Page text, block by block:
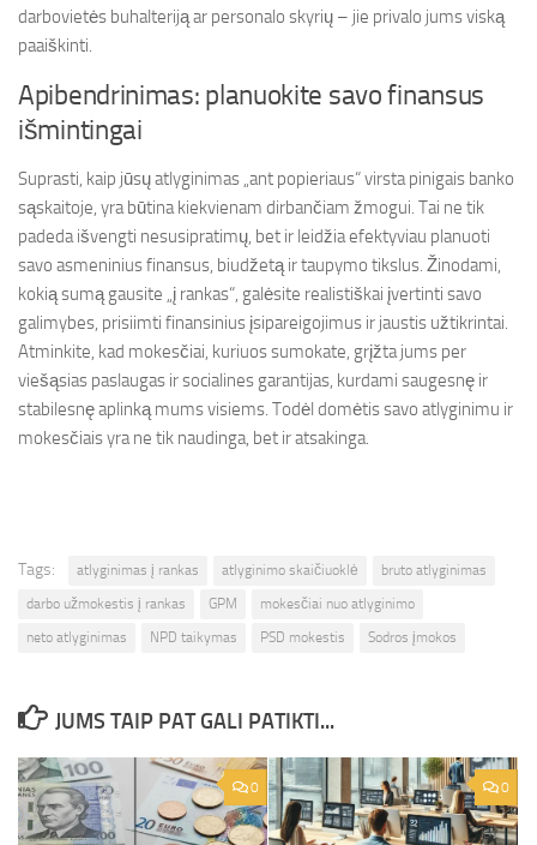
darbovietės buhalteriją ar personalo skyrių – jie privalo jums viską
paaiškinti.
Apibendrinimas: planuokite savo finansus
išmintingai
Suprasti, kaip jūsų atlyginimas „ant popieriaus“ virsta pinigais banko
sąskaitoje, yra būtina kiekvienam dirbančiam žmogui. Tai ne tik
padeda išvengti nesusipratimų, bet ir leidžia efektyviau planuoti
savo asmeninius finansus, biudžetą ir taupymo tikslus. Žinodami,
kokią sumą gausite „į rankas“, galėsite realistiškai įvertinti savo
galimybes, prisiimti finansinius įsipareigojimus ir jaustis užtikrintai.
Atminkite, kad mokesčiai, kuriuos sumokate, grįžta jums per
viešąsias paslaugas ir socialines garantijas, kurdami saugesnę ir
stabilesnę aplinką mums visiems. Todėl domėtis savo atlyginimu ir
mokesčiais yra ne tik naudinga, bet ir atsakinga.
Tags: atlyginimas į rankas atlyginimo skaičiuoklė
bruto atlyginimas
darbo užmokestis į rankas
GPM
mokesčiai nuo atlyginimo
neto atlyginimas
NPD taikymas PSD mokestis Sodros įmokos
JUMS TAIP PAT GALI PATIKTI...
0 0